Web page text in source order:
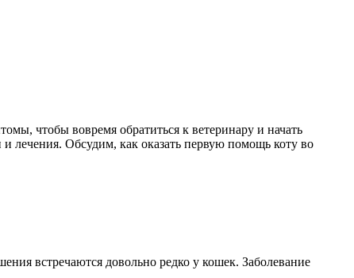
чтобы вовремя обратиться к ветеринару и начать
лечения. Обсудим, как оказать первую помощь коту во
встречаются довольно редко у кошек. Заболевание